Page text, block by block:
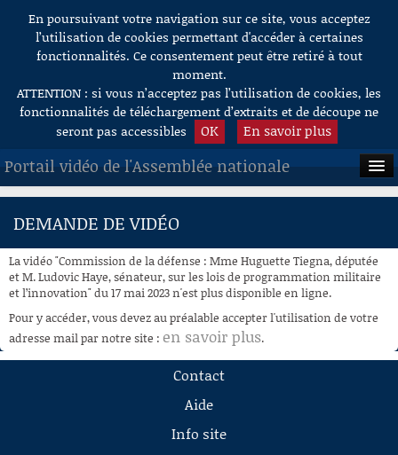
Aller au contenu
En poursuivant votre navigation sur ce site, vous acceptez
l’utilisation de cookies permettant d'accéder à certaines
fonctionnalités. Ce consentement peut être retiré à tout
moment.
ATTENTION : si vous n’acceptez pas l’utilisation de cookies, les
fonctionnalités de téléchargement d’extraits et de découpe ne
seront pas accessibles
OK En savoir plus
Portail vidéo de l'Assemblée nationale
ACCUEIL
À LA DEMANDE
RECHERCHE
AIDE À LA DÉCOUPE
DE VIDÉOS
DEMANDE DE VIDÉO
La vidéo "Commission de la défense : Mme Huguette Tiegna, députée
et M. Ludovic Haye, sénateur, sur les lois de programmation militaire
et l’innovation" du 17 mai 2023 n'est plus disponible en ligne.
Pour y accéder, vous devez au préalable accepter l'utilisation de votre
adresse mail par notre site : en savoir plus.
Contact
Aide
Info site